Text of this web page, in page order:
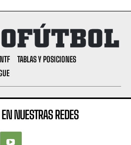
NTF
TABLAS Y POSICIONES
NUESTRAS REDES